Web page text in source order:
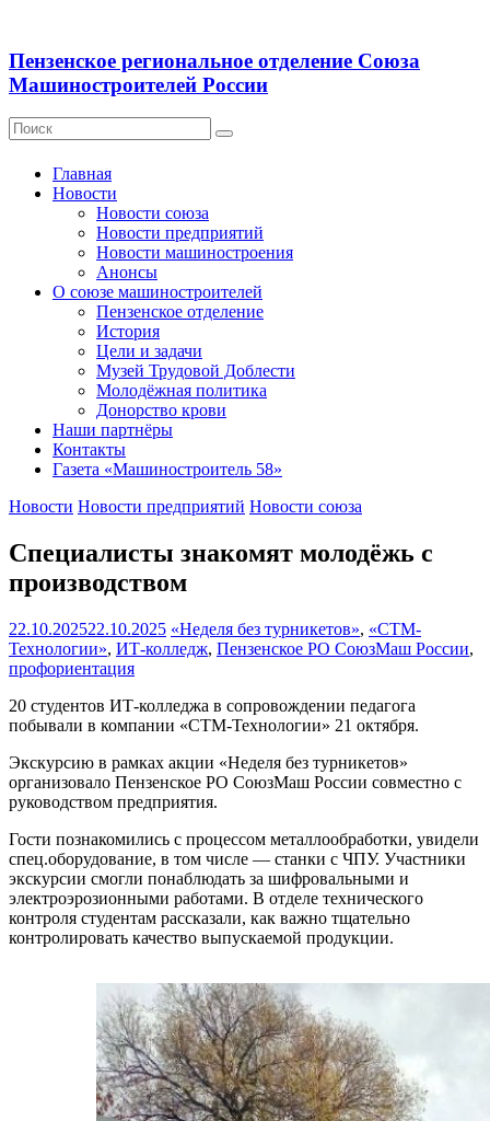
Пензенское региональное отделение Союза
Машиностроителей России
Главная
Новости
Новости союза
Новости предприятий
Новости машиностроения
Анонсы
О союзе машиностроителей
Пензенское отделение
История
Цели и задачи
Музей Трудовой Доблести
Молодёжная политика
Донорство крови
Наши партнёры
Контакты
Газета «Машиностроитель 58»
Новости Новости предприятий Новости союза
Специалисты знакомят молодёжь с
производством
22.10.202522.10.2025 «Неделя без турникетов», «СТМ-
Технологии», ИТ-колледж, Пензенское РО СоюзМаш России,
профориентация
20 студентов ИТ-колледжа в сопровождении педагога
побывали в компании «СТМ-Технологии» 21 октября.
Экскурсию в рамках акции «Неделя без турникетов»
организовало Пензенское РО СоюзМаш России совместно с
руководством предприятия.
Гости познакомились с процессом металлообработки, увидели
спец.оборудование, в том числе — станки с ЧПУ. Участники
экскурсии смогли понаблюдать за шифровальными и
электроэрозионными работами. В отделе технического
контроля студентам рассказали, как важно тщательно
контролировать качество выпускаемой продукции.